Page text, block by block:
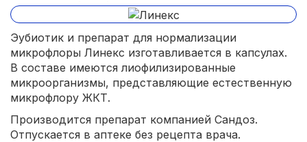
Эубиотик и препарат для нормализации
микрофлоры Линекс изготавливается в капсулах.
В составе имеются лиофилизированные
микроорганизмы, представляющие естественную
микрофлору ЖКТ.
Производится препарат компанией Сандоз.
Отпускается в аптеке без рецепта врача.